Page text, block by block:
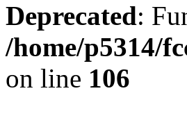
Deprecated:
/home/p5314/
on line 106